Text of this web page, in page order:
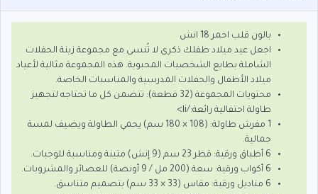
بالون قلب احمر 18 انش
اجعل عيد ميلاد طفلك ذكرى لا تُنسى مع مجموعة زينة الحفلات
الشاملة بطابع الشخصيات المحبوبة. هذه المجموعة مثالية لأعياد
ميلاد الأطفال والحفلات المدرسية والمناسبات الخاصة.
محتويات المجموعة (32 قطعة): تتضمن كل ما تحتاجه لتجهيز
طاولة احتفالية رائعة:/li>
1 مفرش طاولة: (108 × 180 سم) يحمي الطاولة ويضيف لمسة
جمالية.
6 أطباق ورقية: قطر 23 سم (9 إنش) متينة ومناسبة للوجبات.
6 أكواب ورقية: سعة (200 مل / 9 أونصة) للعصائر والمشروبات.
6 مناديل ورقية: مقاس (33 × 33 سم) بتصميم متناسق.